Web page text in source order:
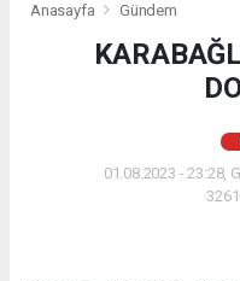
Anasayfa Gündem
01.08.2023 - 23:28,